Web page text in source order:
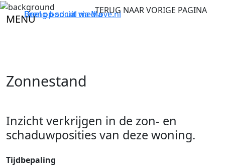
MENU
TERUG NAAR VORIGE PAGINA
Breng bod uit viaMove.nl
Deel op social media
Zonnestand
Inzicht verkrijgen in de zon- en
schaduwposities van deze woning.
Tijdbepaling